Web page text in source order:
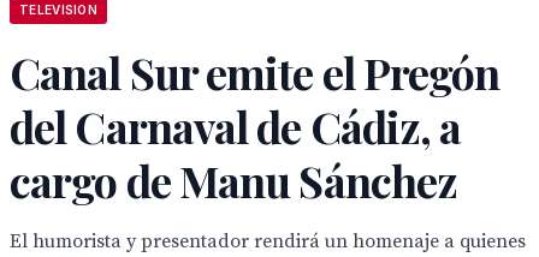
TELEVISION
Canal Sur emite el Pregón
del Carnaval de Cádiz, a
cargo de Manu Sánchez
El humorista y presentador rendirá un homenaje a quienes